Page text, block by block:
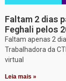
Faltam 2 dias
Feghali pelos
Faltam apenas 2
Trabalhadora da
virtual
Leia mais »